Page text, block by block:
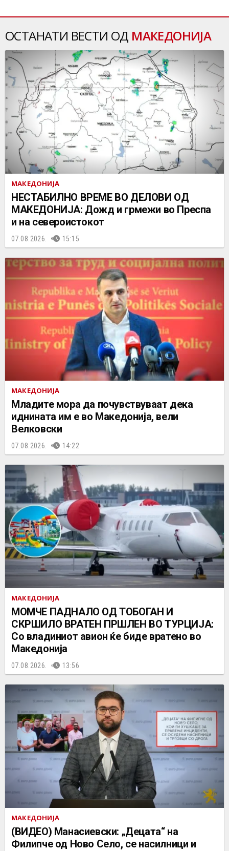
ОСТАНАТИ ВЕСТИ ОД МАКЕДОНИЈА
МАКЕДОНИЈА
НЕСТАБИЛНО ВРЕМЕ ВО ДЕЛОВИ ОД
МАКЕДОНИЈА: Дожд и грмежи во Преспа
и на североистокот
07.08.2026. 15:15
МАКЕДОНИЈА
Младите мора да почувствуваат дека
иднината им е во Македонија, вели
Велковски
07.08.2026. 14:22
МАКЕДОНИЈА
МОМЧЕ ПАДНАЛО ОД ТОБОГАН И
СКРШИЛО ВРАТЕН ПРШЛЕН ВО ТУРЦИЈА:
Со владиниот авион ќе биде вратено во
Македонија
07.08.2026. 13:56
МАКЕДОНИЈА
(ВИДЕО) Манасиевски: „Децата“ на
Филипче од Ново Село, се насилници и